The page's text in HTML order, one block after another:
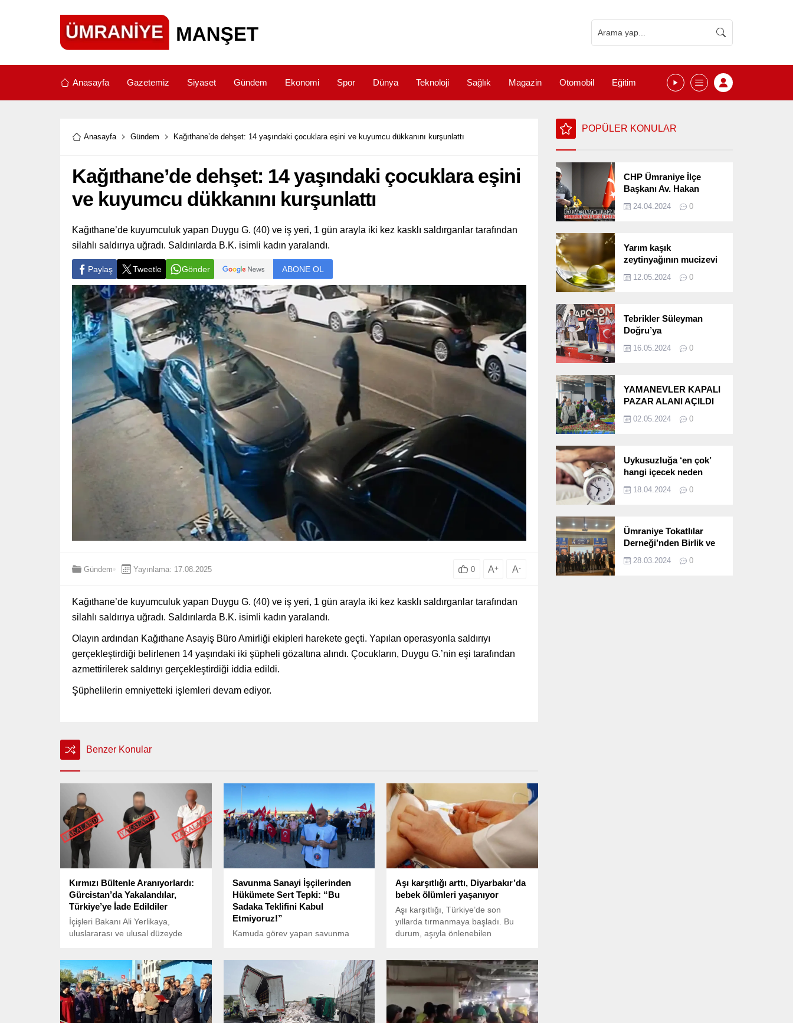
Anasayfa Gazetemiz Siyaset Gündem Ekonomi Spor Dünya Teknoloji Sağlık Magazin Otomobil Eğitim
Anasayfa Gündem Kağıthane’de dehşet: 14 yaşındaki çocuklara eşini ve kuyumcu dükkanını kurşunlattı
Kağıthane’de dehşet: 14 yaşındaki çocuklara eşini
ve kuyumcu dükkanını kurşunlattı
Kağıthane’de kuyumculuk yapan Duygu G. (40) ve iş yeri, 1 gün arayla iki kez kasklı saldırganlar tarafından
silahlı saldırıya uğradı. Saldırılarda B.K. isimli kadın yaralandı.
Paylaş Tweetle Gönder ABONE OL
Gündem Yayınlama: 17.08.2025 0 A+ A-
Kağıthane’de kuyumculuk yapan Duygu G. (40) ve iş yeri, 1 gün arayla iki kez kasklı saldırganlar tarafından
silahlı saldırıya uğradı. Saldırılarda B.K. isimli kadın yaralandı.
Olayın ardından Kağıthane Asayiş Büro Amirliği ekipleri harekete geçti. Yapılan operasyonla saldırıyı
gerçekleştirdiği belirlenen 14 yaşındaki iki şüpheli gözaltına alındı. Çocukların, Duygu G.’nin eşi tarafından
azmettirilerek saldırıyı gerçekleştirdiği iddia edildi.
Şüphelilerin emniyetteki işlemleri devam ediyor.
Benzer Konular
Kırmızı Bültenle Aranıyorlardı:
Gürcistan’da Yakalandılar,
Türkiye’ye İade Edildiler
İçişleri Bakanı Ali Yerlikaya,
uluslararası ve ulusal düzeyde
edildiğini duyurdu.
Savunma Sanayi İşçilerinden
Hükümete Sert Tepki: “Bu
Sadaka Teklifini Kabul
Etmiyoruz!”
Kamuda görev yapan savunma
görüşmelerinde hükümetin önerdiği
%16’lık zam teklifine karşı
İstanbul’da eylem düzenledi.
Aşı karşıtlığı arttı, Diyarbakır’da
bebek ölümleri yaşanıyor
Aşı karşıtlığı, Türkiye’de son
yıllarda tırmanmaya başladı. Bu
durum, aşıyla önlenebilen
Dünyada her yıl yaklaşık 300 bin
kişinin ölümüne neden olan ve
aşıyla önlenebilen boğmaca,
Diyarbakır’da hortladı.
POPÜLER KONULAR
CHP Ümraniye İlçe
Başkanı Av. Hakan
Seçimlerini
24.04.2024 0
Yarım kaşık
zeytinyağının mucizevi
12.05.2024 0
Tebrikler Süleyman
Doğru’ya
16.05.2024 0
YAMANEVLER KAPALI
PAZAR ALANI AÇILDI
02.05.2024 0
Uykusuzluğa ‘en çok’
hangi içecek neden
18.04.2024 0
Ümraniye Tokatlılar
Derneği’nden Birlik ve
Programı
28.03.2024 0